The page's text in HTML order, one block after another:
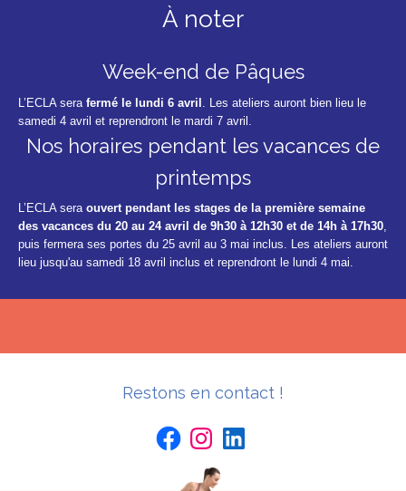
À noter
Week-end de Pâques
L’ECLA sera fermé le lundi 6 avril . Les ateliers auront bien lieu le
samedi 4 avril et reprendront le mardi 7 avril.
Nos horaires pendant les vacances de
printemps
L’ECLA sera ouvert pendant les stages de la première semaine
des vacances du 20 au 24 avril de 9h30 à 12h30 et de 14h à 17h30,
puis fermera ses portes du 25 avril au 3 mai inclus. Les ateliers auront
lieu jusqu'au samedi 18 avril inclus et reprendront le lundi 4 mai.
Restons en contact !